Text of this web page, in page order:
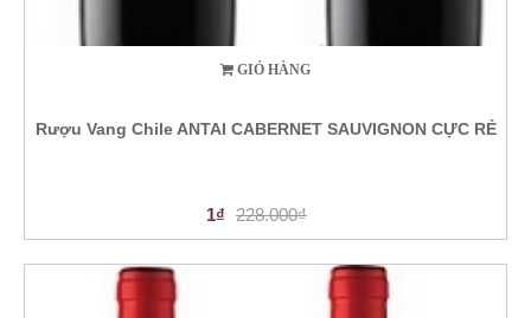
GIỎ HÀNG
Rượu Vang Chile ANTAI CABERNET SAUVIGNON CỰC RẺ
1₫ 228.000₫